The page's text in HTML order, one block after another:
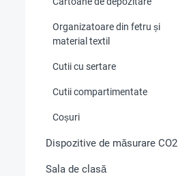
Organizatoare din fetru și
material textil
Cutii cu sertare
Cutii compartimentate
Coșuri
Dispozitive de măsurare CO2
Sala de clasă